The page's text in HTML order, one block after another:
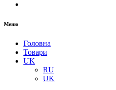
Меню
Головна
Товари
UK
RU
UK